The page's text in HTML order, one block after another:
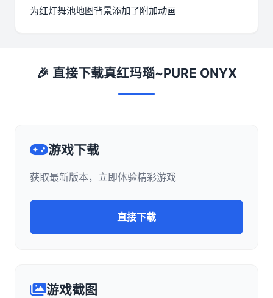
为红灯舞池地图背景添加了附加动画
🎉 直接下载真红玛瑙~PURE ONYX
游戏下载
获取最新版本，立即体验精彩游戏
直接下载
游戏截图